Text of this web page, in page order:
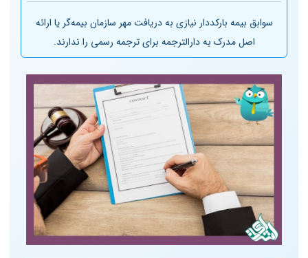
سوابق بیمه بارکددار نیازی به دریافت مهر سازمان بیمه‌گر یا ارائه
اصل مدرک به دارالترجمه برای ترجمه رسمی را ندارند.